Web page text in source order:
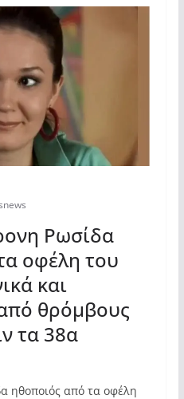
Ρωσίδα
οφέλη του
και
θρόμβους
τα 38α
ηθοποιός από τα οφέλη